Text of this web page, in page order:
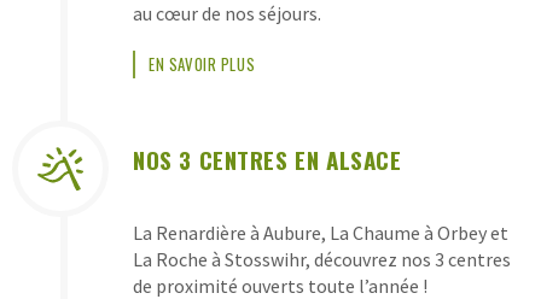
DÉCOUVERTESau cœur de nos séjours.
EN SAVOIR PLUS
NOS 3 CENTRES EN ALSACE
La Renardière à Aubure, La Chaume à Orbey et
La Roche à Stosswihr, découvrez nos 3 centres
de proximité ouverts toute l’année !